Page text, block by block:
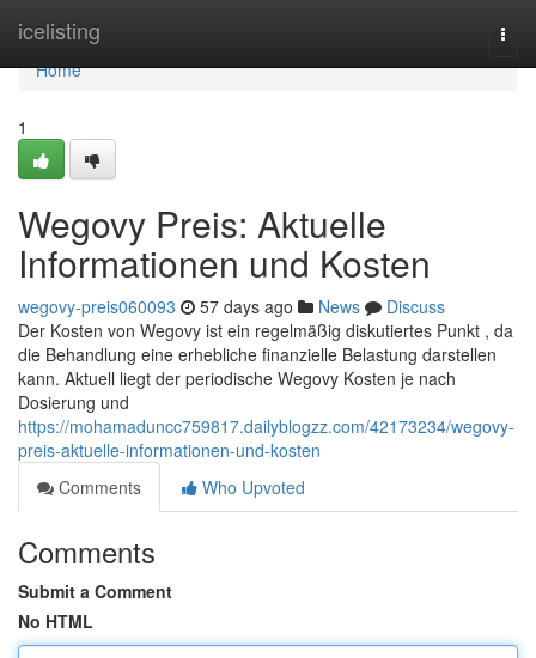
icelisting
Home
Home
1
Wegovy Preis: Aktuelle
Informationen und Kosten
wegovy-preis060093 57 days ago News
Discuss
Der Kosten von Wegovy ist ein regelmäßig diskutiertes Punkt , da
die Behandlung eine erhebliche finanzielle Belastung darstellen
kann. Aktuell liegt der periodische Wegovy Kosten je nach
Dosierung und
https://mohamaduncc759817.dailyblogzz.com/42173234/wegovy-
preis-aktuelle-informationen-und-kosten
Comments
Who Upvoted
Comments
Submit a Comment
No HTML